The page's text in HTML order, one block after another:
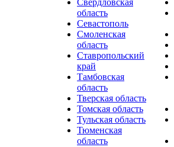
Свердловская
область
Севастополь
Смоленская
область
Ставропольский
край
Тамбовская
область
Тверская область
Томская область
Тульская область
Тюменская
область